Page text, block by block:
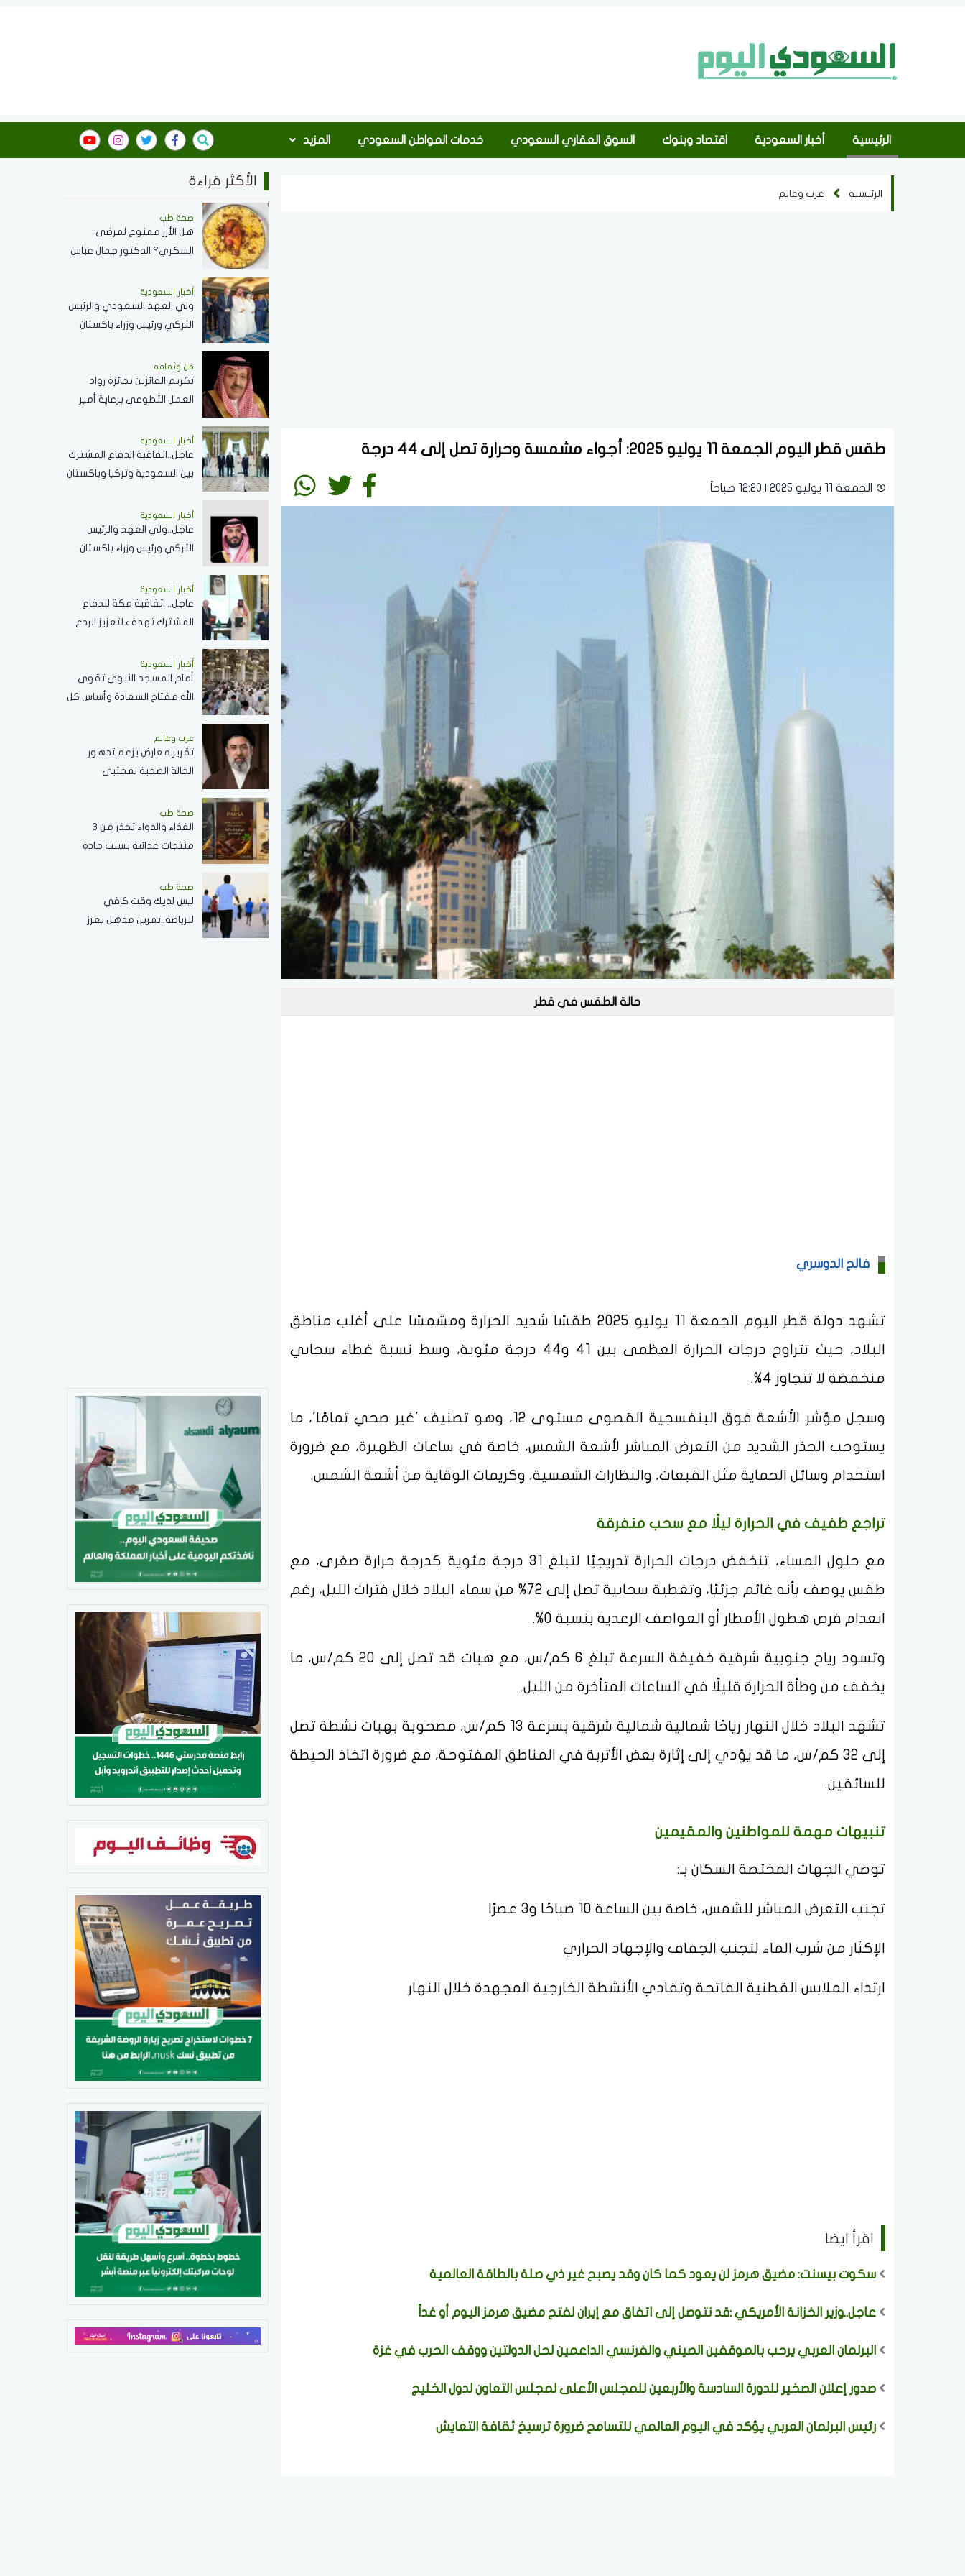
الرئيسية أخبار السعودية اقتصاد وبنوك السوق العقاري السعودي خدمات المواطن السعودي المزيد
الرئيسية عرب وعالم
طقس قطر اليوم الجمعة 11 يوليو 2025: أجواء مشمسة وحرارة تصل إلى 44 درجة
الجمعة 11 يوليو 2025 | 12:20 صباحاً
حالة الطقس في قطر
فالح الدوسري
تشهد دولة قطر اليوم الجمعة 11 يوليو 2025 طقسًا شديد الحرارة ومشمسًا على أغلب مناطق
البلاد، حيث تتراوح درجات الحرارة العظمى بين 41 و44 درجة مئوية، وسط نسبة غطاء سحابي
منخفضة لا تتجاوز 4%.
وسجل مؤشر الأشعة فوق البنفسجية القصوى مستوى 12، وهو تصنيف 'غير صحي تمامًا'، ما
يستوجب الحذر الشديد من التعرض المباشر لأشعة الشمس، خاصة في ساعات الظهيرة، مع ضرورة
استخدام وسائل الحماية مثل القبعات، والنظارات الشمسية، وكريمات الوقاية من أشعة الشمس.
تراجع طفيف في الحرارة ليلًا مع سحب متفرقة
مع حلول المساء، تنخفض درجات الحرارة تدريجيًا لتبلغ 31 درجة مئوية كدرجة حرارة صغرى، مع
طقس يوصف بأنه غائم جزئيًا، وتغطية سحابية تصل إلى 72% من سماء البلاد خلال فترات الليل، رغم
انعدام فرص هطول الأمطار أو العواصف الرعدية بنسبة 0%.
وتسود رياح جنوبية شرقية خفيفة السرعة تبلغ 6 كم/س، مع هبات قد تصل إلى 20 كم/س، ما
يخفف من وطأة الحرارة قليلًا في الساعات المتأخرة من الليل.
تشهد البلاد خلال النهار رياحًا شمالية شمالية شرقية بسرعة 13 كم/س، مصحوبة بهبات نشطة تصل
إلى 32 كم/س، ما قد يؤدي إلى إثارة بعض الأتربة في المناطق المفتوحة، مع ضرورة اتخاذ الحيطة
للسائقين.
تنبيهات مهمة للمواطنين والمقيمين
توصي الجهات المختصة السكان بـ:
تجنب التعرض المباشر للشمس، خاصة بين الساعة 10 صباحًا و3 عصرًا
الإكثار من شرب الماء لتجنب الجفاف والإجهاد الحراري
ارتداء الملابس القطنية الفاتحة وتفادي الأنشطة الخارجية المجهدة خلال النهار
اقرأ ايضا
سكوت بيسنت: مضيق هرمز لن يعود كما كان وقد يصبح غير ذي صلة بالطاقة العالمية
عاجل..وزير الخزانة الأمريكي :قد نتوصل إلى اتفاق مع إيران لفتح مضيق هرمز اليوم أو غداً
البرلمان العربي يرحب بالموقفين الصيني والفرنسي الداعمين لحل الدولتين ووقف الحرب في غزة
صدور إعلان الصخير للدورة السادسة والأربعين للمجلس الأعلى لمجلس التعاون لدول الخليج
رئيس البرلمان العربي يؤكد في اليوم العالمي للتسامح ضرورة ترسيخ ثقافة التعايش
الأكثر قراءة
صحة طب
هل الأرز ممنوع لمرضى
السكري؟ الدكتور جمال عباس
يجيب
أخبار السعودية
ولي العهد السعودي والرئيس
التركي ورئيس وزراء باكستان
الحرام .. صور
فن وثقافة
تكريم الفائزين بجائزة رواد
العمل التطوعي برعاية أمير
أخبار السعودية
عاجل..اتفاقية الدفاع المشترك
بين السعودية وتركيا وباكستان
الاستقرار بالمنطقة
أخبار السعودية
عاجل..ولي العهد والرئيس
التركي ورئيس وزراء باكستان
المشترك
أخبار السعودية
عاجل.. اتفاقية مكة للدفاع
المشترك تهدف لتعزيز الردع
عمل عدواني
أخبار السعودية
أمام المسجد النبوي:تقوى
الله مفتاح السعادة وأساس كل
عرب وعالم
تقرير معارض يزعم تدهور
الحالة الصحية لمجتبى
الإيرانية
صحة طب
الغذاء والدواء تحذر من 3
منتجات غذائية بسبب مادة
استهلاكها
صحة طب
ليس لديك وقت كافي
للرياضة..تمرين مذهل يعزز